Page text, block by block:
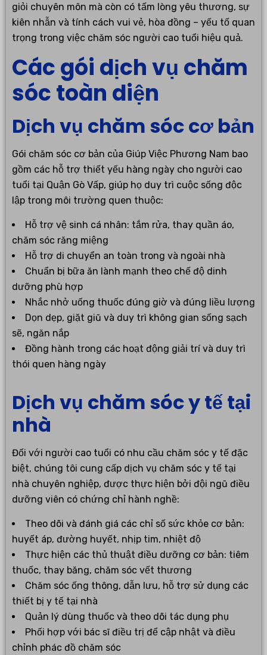
giỏi chuyên môn mà còn có tấm lòng yêu thương, sự
kiên nhẫn và tính cách vui vẻ, hòa đồng – yếu tố quan
trọng trong việc chăm sóc người cao tuổi hiệu quả.
Các gói dịch vụ chăm
sóc toàn diện
Dịch vụ chăm sóc cơ bản
Gói chăm sóc cơ bản của Giúp Việc Phương Nam bao
gồm các hỗ trợ thiết yếu hàng ngày cho người cao
tuổi tại Quận Gò Vấp, giúp họ duy trì cuộc sống độc
lập trong môi trường quen thuộc:
Hỗ trợ vệ sinh cá nhân: tắm rửa, thay quần áo,
chăm sóc răng miệng
Hỗ trợ di chuyển an toàn trong và ngoài nhà
Chuẩn bị bữa ăn lành mạnh theo chế độ dinh
dưỡng phù hợp
Nhắc nhở uống thuốc đúng giờ và đúng liều lượng
Dọn dẹp, giặt giũ và duy trì không gian sống sạch
sẽ, ngăn nắp
Đồng hành trong các hoạt động giải trí và duy trì
thói quen hàng ngày
Dịch vụ chăm sóc y tế tại
nhà
Đối với người cao tuổi có nhu cầu chăm sóc y tế đặc
biệt, chúng tôi cung cấp dịch vụ chăm sóc y tế tại
nhà chuyên nghiệp, được thực hiện bởi đội ngũ điều
dưỡng viên có chứng chỉ hành nghề:
Theo dõi và đánh giá các chỉ số sức khỏe cơ bản:
huyết áp, đường huyết, nhịp tim, nhiệt độ
Thực hiện các thủ thuật điều dưỡng cơ bản: tiêm
thuốc, thay băng, chăm sóc vết thương
Chăm sóc ống thông, dẫn lưu, hỗ trợ sử dụng các
thiết bị y tế tại nhà
Quản lý dùng thuốc và theo dõi tác dụng phụ
Phối hợp với bác sĩ điều trị để cập nhật và điều
chỉnh phác đồ chăm sóc